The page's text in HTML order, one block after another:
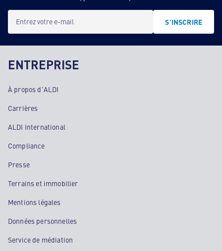
Entrez votre e-mail S'INSCRIRE
ENTREPRISE
À propos d'ALDI
Carrières
ALDI International
Compliance
Presse
Terrains et immobilier
Mentions légales
Données personnelles
Service de médiation